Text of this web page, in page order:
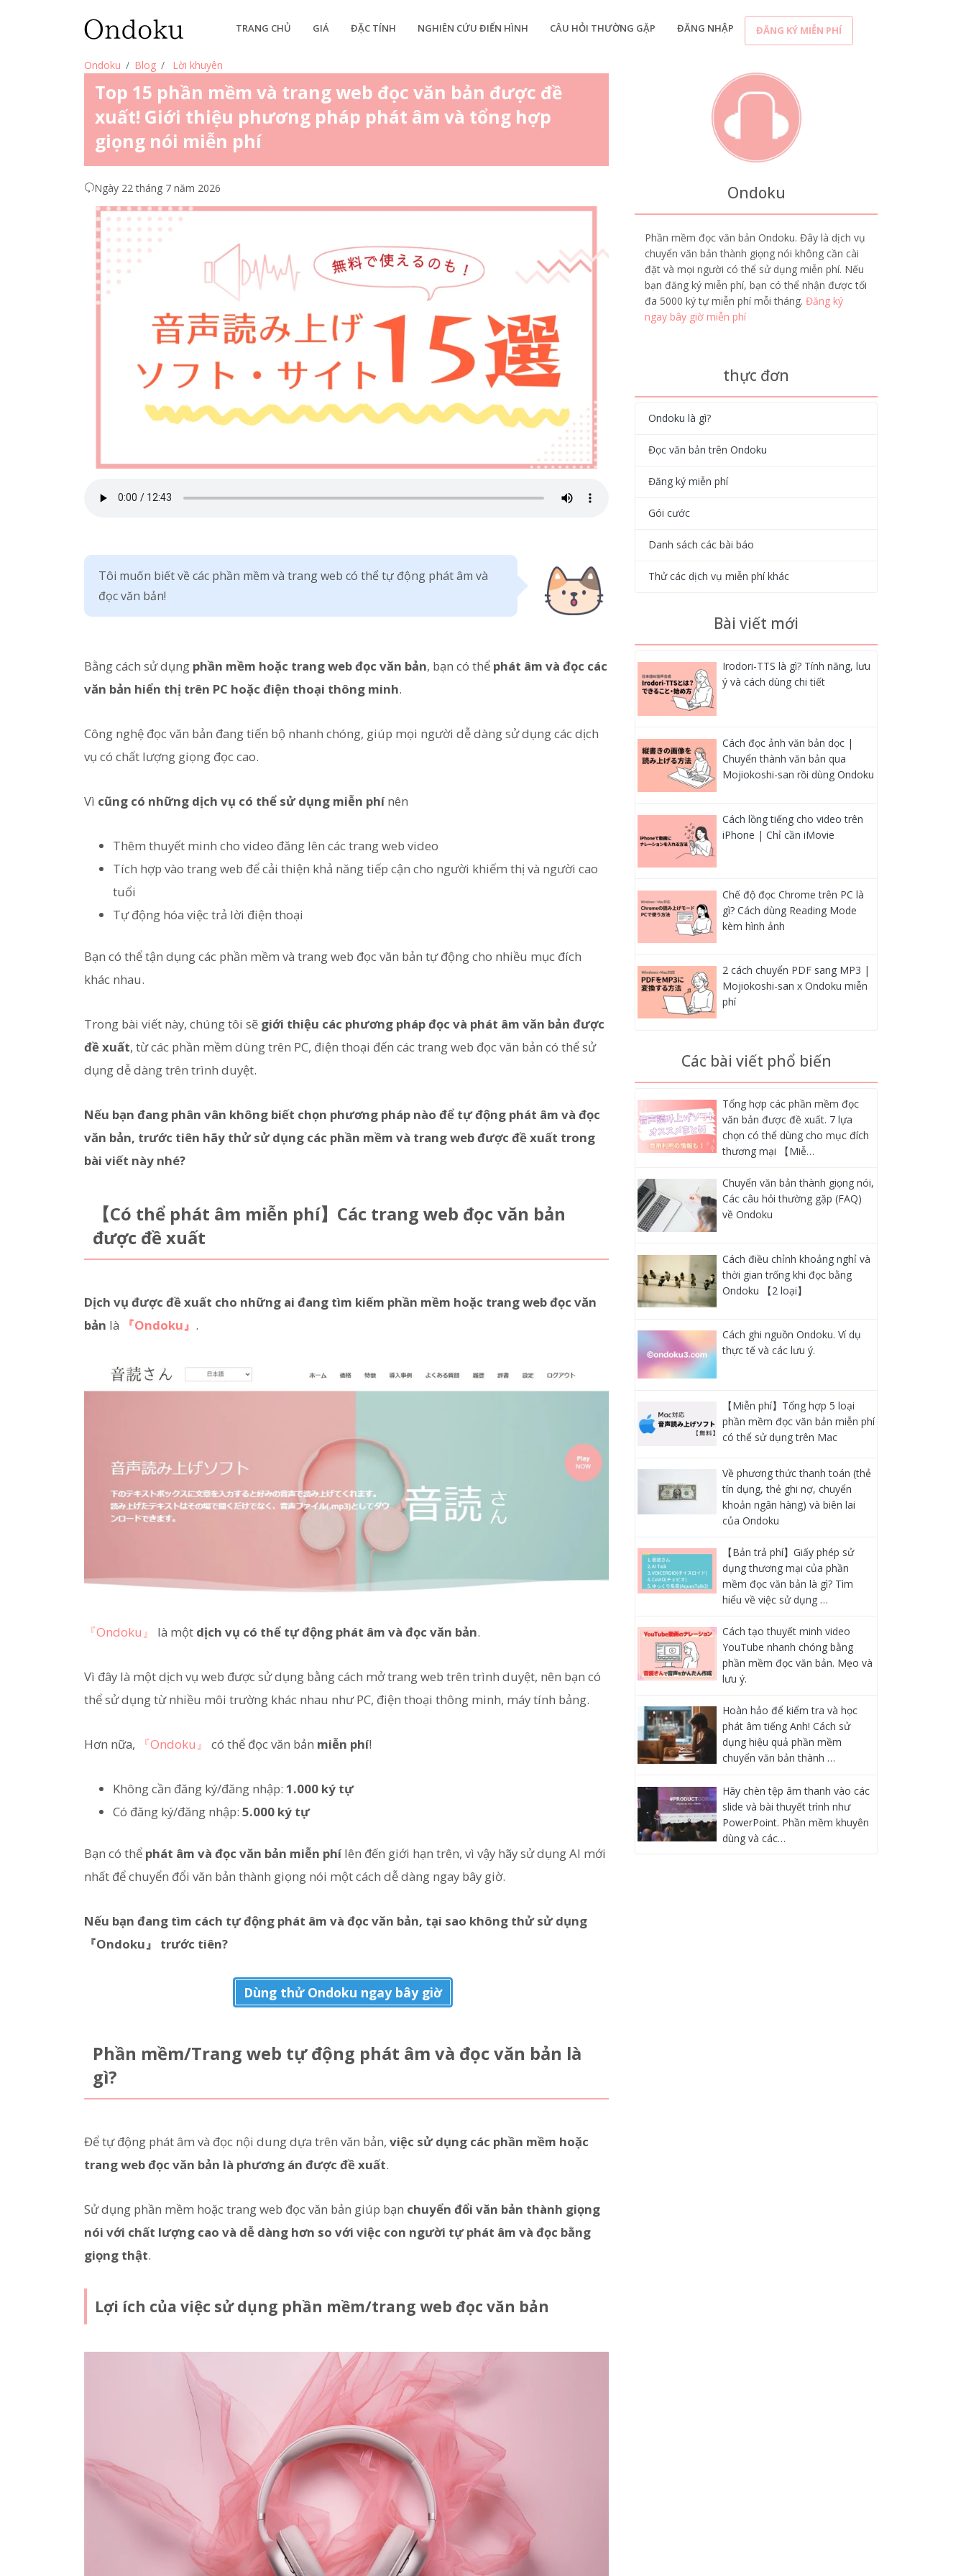
TRANG CHỦ GIÁ ĐẶC TÍNH NGHIÊN CỨU ĐIỂN HÌNH CÂU HỎI THƯỜNG GẶP ĐĂNG NHẬP ĐĂNG KÝ MIỄN PHÍ
Ondoku Blog Lời khuyên
Top 15 phần mềm và trang web đọc văn bản được đề
xuất! Giới thiệu phương pháp phát âm và tổng hợp
giọng nói miễn phí
Ngày 22 tháng 7 năm 2026
Tôi muốn biết về các phần mềm và trang web có thể tự động phát âm và
đọc văn bản!
Bằng cách sử dụng phần mềm hoặc trang web đọc văn bản, bạn có thể phát âm và đọc các
văn bản hiển thị trên PC hoặc điện thoại thông minh.
Công nghệ đọc văn bản đang tiến bộ nhanh chóng, giúp mọi người dễ dàng sử dụng các dịch
vụ có chất lượng giọng đọc cao.
Vì cũng có những dịch vụ có thể sử dụng miễn phínên
Thêm thuyết minh cho video đăng lên các trang web video
Tích hợp vào trang web để cải thiện khả năng tiếp cận cho người khiếm thị và người cao
tuổi
Tự động hóa việc trả lời điện thoại
Bạn có thể tận dụng các phần mềm và trang web đọc văn bản tự động cho nhiều mục đích
khác nhau.
Trong bài viết này, chúng tôi sẽ giới thiệu các phương pháp đọc và phát âm văn bản được
đề xuất, từ các phần mềm dùng trên PC, điện thoại đến các trang web đọc văn bản có thể sử
dụng dễ dàng trên trình duyệt.
Nếu bạn đang phân vân không biết chọn phương pháp nào để tự động phát âm và đọc
văn bản, trước tiên hãy thử sử dụng các phần mềm và trang web được đề xuất trong
bài viết này nhé?
【Có thể phát âm miễn phí】Các trang web đọc văn bản
được đề xuất
Dịch vụ được đề xuất cho những ai đang tìm kiếm phần mềm hoặc trang web đọc văn
bản là 『Ondoku』 .
『Ondoku』 là một dịch vụ có thể tự động phát âm và đọc văn bản.
Vì đây là một dịch vụ web được sử dụng bằng cách mở trang web trên trình duyệt, nên bạn có
thể sử dụng từ nhiều môi trường khác nhau như PC, điện thoại thông minh, máy tính bảng.
Hơn nữa, 『Ondoku』 có thể đọc văn bản miễn phí!
Không cần đăng ký/đăng nhập: 1.000 ký tự
Có đăng ký/đăng nhập: 5.000 ký tự
Bạn có thể phát âm và đọc văn bản miễn phílên đến giới hạn trên, vì vậy hãy sử dụng AI mới
nhất để chuyển đổi văn bản thành giọng nói một cách dễ dàng ngay bây giờ.
Nếu bạn đang tìm cách tự động phát âm và đọc văn bản, tại sao không thử sử dụng
『Ondoku』 trước tiên?
Dùng thử Ondoku ngay bây giờ
Phần mềm/Trang web tự động phát âm và đọc văn bản là
gì?
Để tự động phát âm và đọc nội dung dựa trên văn bản, việc sử dụng các phần mềm hoặc
trang web đọc văn bản là phương án được đề xuất.
Sử dụng phần mềm hoặc trang web đọc văn bản giúp bạn chuyển đổi văn bản thành giọng
nói với chất lượng cao và dễ dàng hơn so với việc con người tự phát âm và đọc bằng
giọng thật.
Lợi ích của việc sử dụng phần mềm/trang web đọc văn bản
Ondoku
Phần mềm đọc văn bản Ondoku. Đây là dịch vụ
chuyển văn bản thành giọng nói không cần cài
đặt và mọi người có thể sử dụng miễn phí. Nếu
bạn đăng ký miễn phí, bạn có thể nhận được tối
đa 5000 ký tự miễn phí mỗi tháng. Đăng ký
ngay bây giờ miễn phí
thực đơn
Ondoku là gì?
Đọc văn bản trên Ondoku
Đăng ký miễn phí
Gói cước
Danh sách các bài báo
Thử các dịch vụ miễn phí khác
Bài viết mới
Irodori-TTS là gì? Tính năng, lưu
ý và cách dùng chi tiết
Cách đọc ảnh văn bản dọc |
Chuyển thành văn bản qua
Mojiokoshi-san rồi dùng Ondoku
Cách lồng tiếng cho video trên
iPhone | Chỉ cần iMovie
Chế độ đọc Chrome trên PC là
gì? Cách dùng Reading Mode
kèm hình ảnh
2 cách chuyển PDF sang MP3 |
Mojiokoshi-san x Ondoku miễn
phí
Các bài viết phổ biến
Tổng hợp các phần mềm đọc
văn bản được đề xuất. 7 lựa
chọn có thể dùng cho mục đích
thương mại 【Miễ…
Chuyển văn bản thành giọng nói,
Các câu hỏi thường gặp (FAQ)
về Ondoku
Cách điều chỉnh khoảng nghỉ và
thời gian trống khi đọc bằng
Ondoku 【2 loại】
Cách ghi nguồn Ondoku. Ví dụ
thực tế và các lưu ý.
【Miễn phí】Tổng hợp 5 loại
phần mềm đọc văn bản miễn phí
có thể sử dụng trên Mac
Về phương thức thanh toán (thẻ
tín dụng, thẻ ghi nợ, chuyển
khoản ngân hàng) và biên lai
của Ondoku
【Bản trả phí】Giấy phép sử
dụng thương mại của phần
mềm đọc văn bản là gì? Tìm
hiểu về việc sử dụng …
Cách tạo thuyết minh video
YouTube nhanh chóng bằng
phần mềm đọc văn bản. Mẹo và
lưu ý.
Hoàn hảo để kiểm tra và học
phát âm tiếng Anh! Cách sử
dụng hiệu quả phần mềm
chuyển văn bản thành …
Hãy chèn tệp âm thanh vào các
slide và bài thuyết trình như
PowerPoint. Phần mềm khuyên
dùng và các…